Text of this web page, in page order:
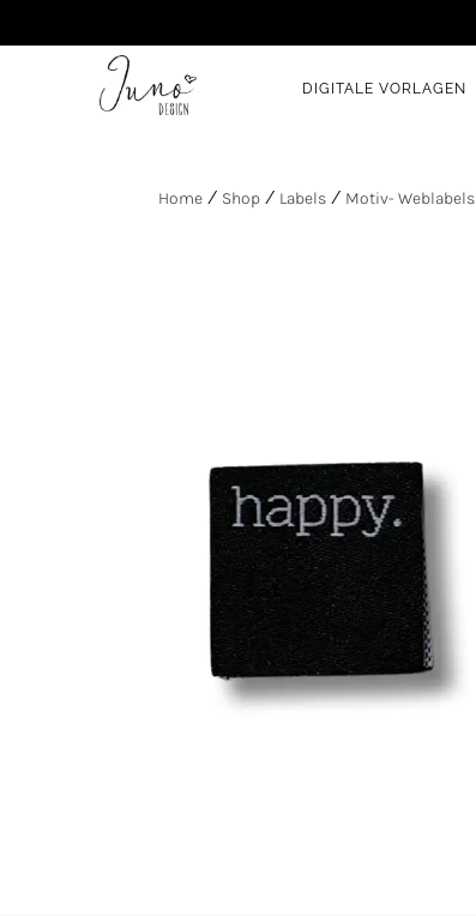
DIGITALE VORLAGEN
Home / Shop / Labels / Motiv- Weblabels